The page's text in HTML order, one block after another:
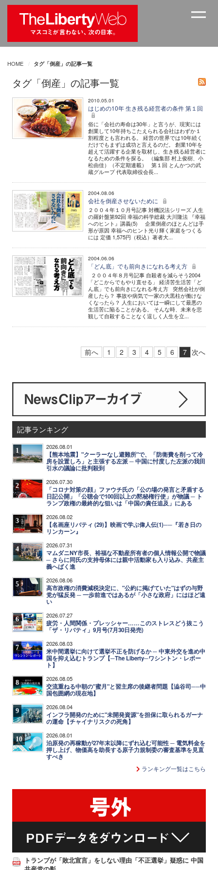
HOME タグ「倒産」の記事一覧
タグ「倒産」の記事一覧
2010.05.01
はじめの10年 生き残る経営者の条件 第１回
俗に「会社の寿命は30年」と言うが、現実には
創業して10年持ちこたえられる会社はわずか１
割程度とも言われる。 経営の世界では10年続く
だけでもまずは成功と言えるのだ。 創業10年を
超えて活躍する企業を取材し、生き残る経営者に
なるための条件を探る。 （編集部 村上俊樹、小
松由佳）（不定期連載） 第１回 とんかつの武
蔵グループ 代表取締役会長...
2004.08.06
会社を倒産させないために
２００４年１０月号記事 対機説法シリーズ 人生
の羅針盤第92回 幸福の科学総裁 大川隆法 『幸福
へのヒント』講義(5) 企業倒産のほとんどは手
形が原因 幸福へのヒント光り輝く家庭をつくる
には 定価 1,575円（税込）著者大...
2004.06.06
「どん底」でも前向きになれる考え方
２００４年８月号記事 自殺者を減らそう2004
「どこからでもやり直せる」 経済苦生活苦「ど
ん底」でも前向きになれる考え方 突然会社が倒
産したら？ 事故や病気で一家の大黒柱が働けな
くなったら？ 人生においては一瞬にして最悪の
生活苦に陥ることがある。 そんな時、未来を悲
観して自殺することなく逞しく人生を立...
前へ 1 2 3 4 5 6 7 次へ
記事ランキング
1 2026.08.01
【熊本地震】"クーラーなし避難所"で、「防衛費を削って冷
房を設置しろ」と主張する左派 ─ 中国に忖度した左派の我田
引水の議論に批判殺到
2 2026.07.30
「コロナ対策の顔」ファウチ氏の「公の場の発言と矛盾する
日記公開」「公聴会で100回以上の黙秘権行使」が物議 ─ ト
ランプ政権の最終的な狙いは「中国の責任追及」にある
3 2026.08.02
【名画座リバティ (29)】映画で学ぶ偉人伝(1)──『若き日の
リンカーン』
4 2026.07.31
マムダニNY市長、裕福な不動産所有者の個人情報公開で物議
─ さらに同氏の支持母体には親中活動家も入り込み、共産主
義へばく進
5 2026.08.06
高市政権の消費減税決定に、"公約に掲げていた"はずの与野
党が猛反発 ─ 一歩前進ではあるが「小さな政府」にはほど遠
い
6 2026.07.27
疲労・人間関係・プレッシャー……このストレスどう抜こう
「ザ・リバティ」9月号(7月30日発売)
7 2026.08.03
米中間選挙に向けて選挙不正を防げるか ─ 中東外交を進め中
国を抑え込むトランプ【─The Liberty─ワシントン・レポー
ト】
8 2026.08.05
交流重ねる中朝の"蜜月"と習主席の後継者問題【澁谷司──中
国包囲網の現在地】
9 2026.08.04
インフラ開発のために"未開発資源"を担保に取られるガーナ
の運命【チャイナリスクの死角】
10 2026.08.01
泊原発の再稼動が27年末以降にずれ込む可能性 ─ 電気料金を
押し上げ、物価高を助長する原子力規制委の審査基準を見直
すべき
ランキング一覧はこちら
トランプが「敗北宣言」をしない理由「不正選挙」疑惑に 中国